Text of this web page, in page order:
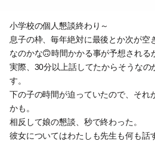
小学校の個人懇談終わり～
息子の枠、毎年絶対に最後とか次が空
なのかな🙃時間かかる事が予想される
実際、30分以上話してたからそうなの
す。
下の子の時間が迫っていたので、それ
かも。
相反して娘の懇談、秒で終わった。
彼女についてはわたしも先生も何も